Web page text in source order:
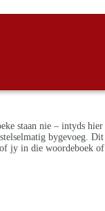
staan nie – intyds hier
stelselmatig bygevoeg. Dit
jy in die woordeboek of